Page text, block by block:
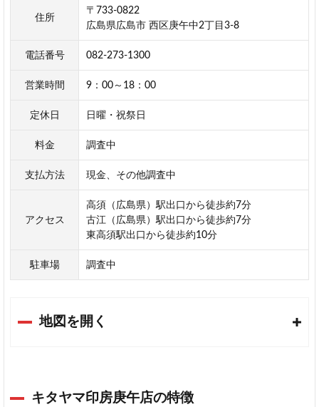
住所
〒733-0822
広島県広島市 西区庚午中2丁目3-8
電話番号 082-273-1300
営業時間 9：00～18：00
定休日 日曜・祝祭日
料金 調査中
支払方法 現金、その他調査中
アクセス
高須（広島県）駅出口から徒歩約7分
古江（広島県）駅出口から徒歩約7分
東高須駅出口から徒歩約10分
駐車場 調査中
地図を開く
キタヤマ印房庚午店の特徴